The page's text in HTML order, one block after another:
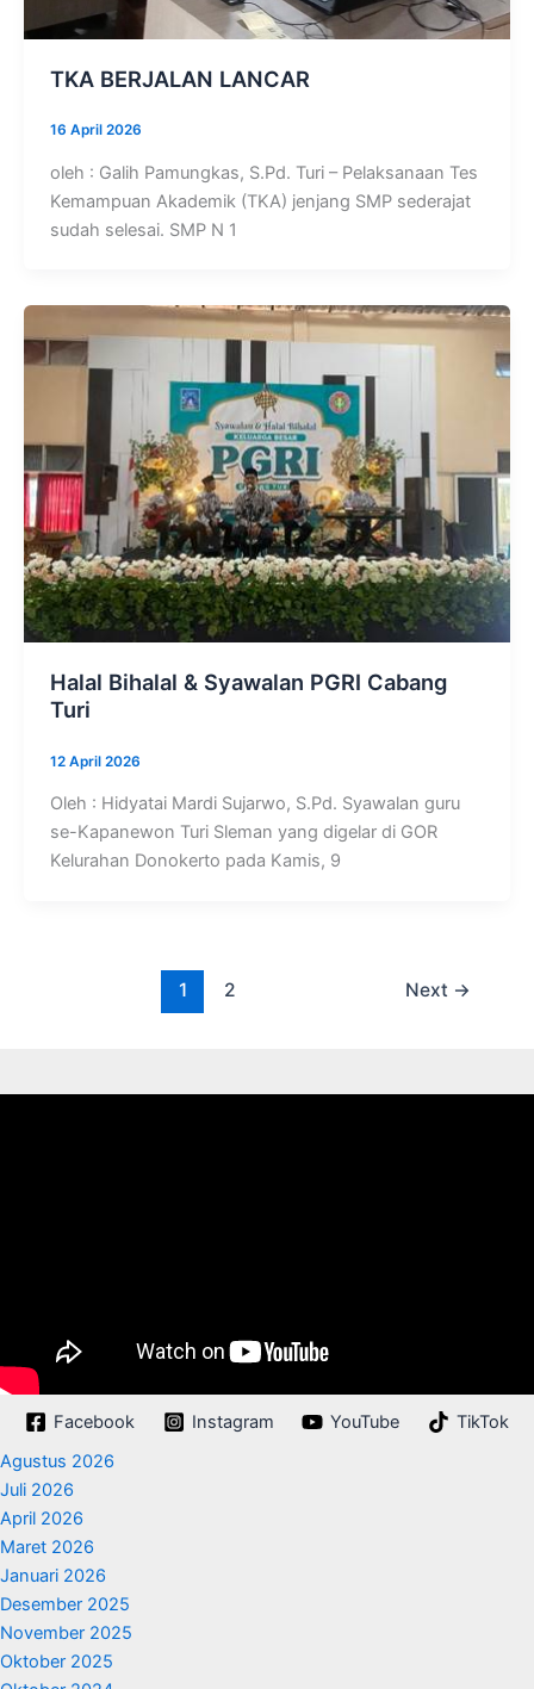
TKA BERJALAN LANCAR
16 April 2026
oleh : Galih Pamungkas, S.Pd. Turi – Pelaksanaan Tes
Kemampuan Akademik (TKA) jenjang SMP sederajat
sudah selesai. SMP N 1
Halal Bihalal & Syawalan PGRI Cabang
Turi
12 April 2026
Oleh : Hidyatai Mardi Sujarwo, S.Pd. Syawalan guru
se-Kapanewon Turi Sleman yang digelar di GOR
Kelurahan Donokerto pada Kamis, 9
1 2 Next →
Facebook Instagram YouTube
TikTok
Agustus 2026
Juli 2026
April 2026
Maret 2026
Januari 2026
Desember 2025
November 2025
Oktober 2025